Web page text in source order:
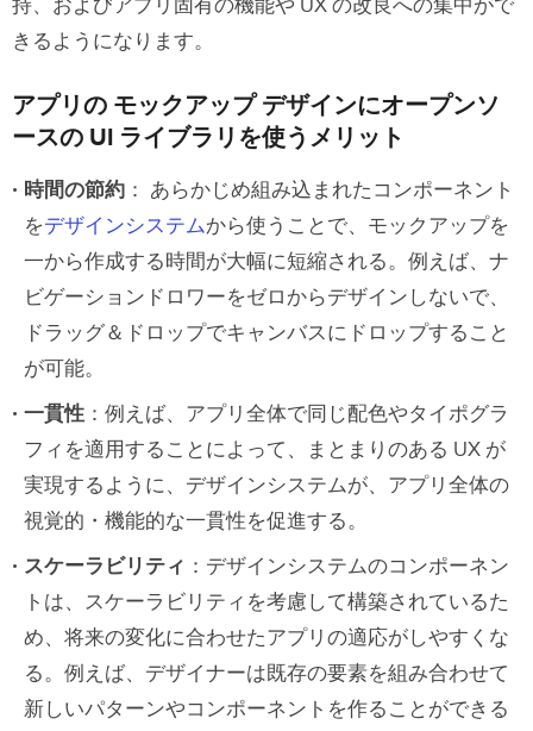
持、およびアプリ固有の機能や UX の改良への集中がで
きるようになります。
アプリの モックアップ デザインにオープンソ
ースの UI ライブラリを使うメリット
時間の節約 ： あらかじめ組み込まれたコンポーネント
をデザインシステムから使うことで、モックアップを
一から作成する時間が大幅に短縮される。例えば、ナ
ビゲーションドロワーをゼロからデザインしないで、
ドラッグ＆ドロップでキャンバスにドロップすること
が可能。
一貫性 ：例えば、アプリ全体で同じ配色やタイポグラ
フィを適用することによって、まとまりのある UX が
実現するように、デザインシステムが、アプリ全体の
視覚的・機能的な一貫性を促進する。
スケーラビリティ ：デザインシステムのコンポーネン
トは、スケーラビリティを考慮して構築されているた
め、将来の変化に合わせたアプリの適応がしやすくな
る。例えば、デザイナーは既存の要素を組み合わせて
新しいパターンやコンポーネントを作ることができる